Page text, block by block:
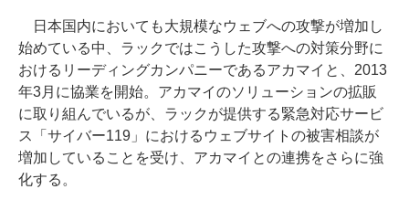
日本国内においても大規模なウェブへの攻撃が増加し
始めている中、ラックではこうした攻撃への対策分野に
おけるリーディングカンパニーであるアカマイと、2013
年3月に協業を開始。アカマイのソリューションの拡販
に取り組んでいるが、ラックが提供する緊急対応サービ
ス「サイバー119」におけるウェブサイトの被害相談が
増加していることを受け、アカマイとの連携をさらに強
化する。